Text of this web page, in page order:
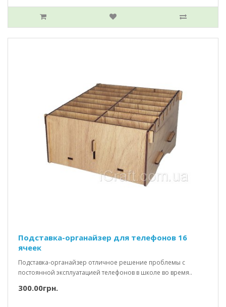
Подставка-органайзер для телефонов 16
ячеек
Подставка-органайзер отличное решение проблемы с
постоянной эксплуатацией телефонов в школе во время..
300.00грн.